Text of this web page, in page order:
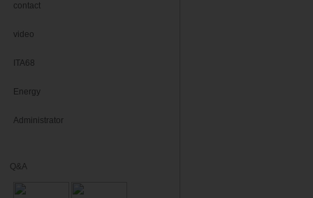
contact
video
ITA68
Energy
Administrator
Q&A